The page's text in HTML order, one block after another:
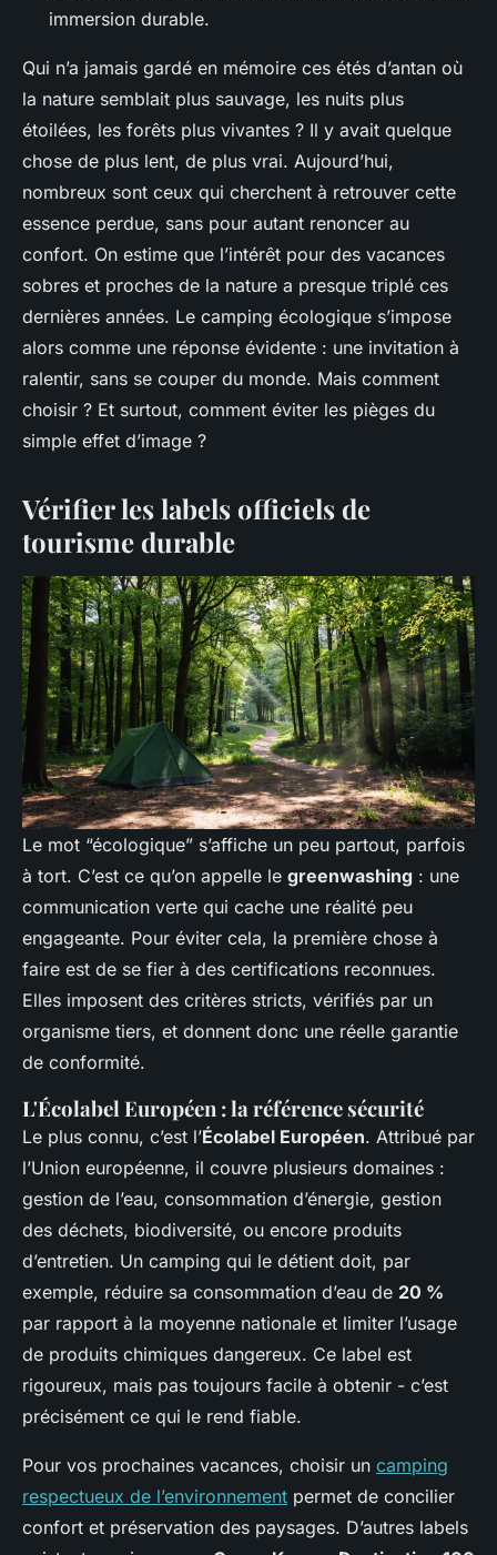
immersion durable.
Qui n’a jamais gardé en mémoire ces étés d’antan où
la nature semblait plus sauvage, les nuits plus
étoilées, les forêts plus vivantes ? Il y avait quelque
chose de plus lent, de plus vrai. Aujourd’hui,
nombreux sont ceux qui cherchent à retrouver cette
essence perdue, sans pour autant renoncer au
confort. On estime que l’intérêt pour des vacances
sobres et proches de la nature a presque triplé ces
dernières années. Le camping écologique s’impose
alors comme une réponse évidente : une invitation à
ralentir, sans se couper du monde. Mais comment
choisir ? Et surtout, comment éviter les pièges du
simple effet d’image ?
Vérifier les labels officiels de
tourisme durable
Le mot “écologique” s’affiche un peu partout, parfois
à tort. C’est ce qu’on appelle le greenwashing : une
communication verte qui cache une réalité peu
engageante. Pour éviter cela, la première chose à
faire est de se fier à des certifications reconnues.
Elles imposent des critères stricts, vérifiés par un
organisme tiers, et donnent donc une réelle garantie
de conformité.
L'Écolabel Européen : la référence sécurité
Le plus connu, c’est l’Écolabel Européen. Attribué par
l’Union européenne, il couvre plusieurs domaines :
gestion de l’eau, consommation d’énergie, gestion
des déchets, biodiversité, ou encore produits
d’entretien. Un camping qui le détient doit, par
exemple, réduire sa consommation d’eau de 20 %
par rapport à la moyenne nationale et limiter l’usage
de produits chimiques dangereux. Ce label est
rigoureux, mais pas toujours facile à obtenir - c’est
précisément ce qui le rend fiable.
Pour vos prochaines vacances, choisir un camping
respectueux de l’environnement permet de concilier
confort et préservation des paysages. D’autres labels